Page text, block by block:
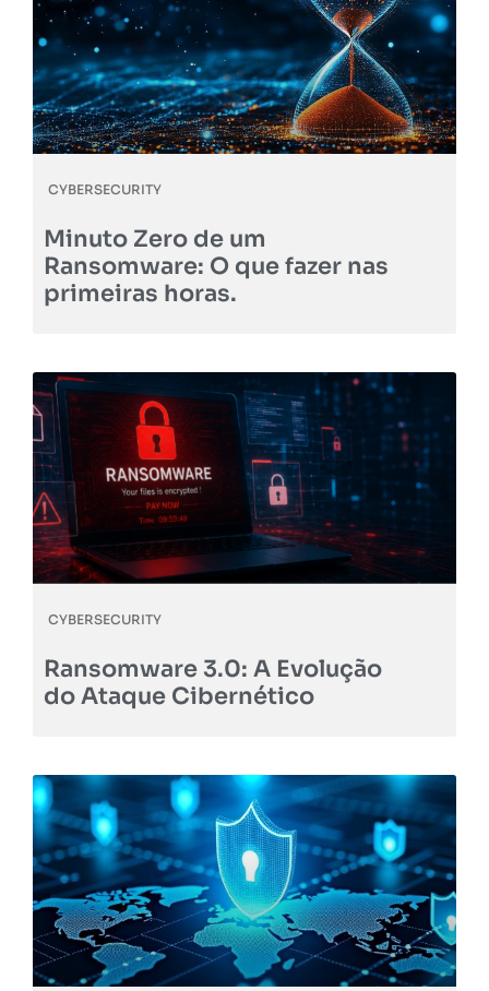
CYBERSECURITY
Minuto Zero de um
Ransomware: O que fazer nas
primeiras horas.
CYBERSECURITY
Ransomware 3.0: A Evolução
do Ataque Cibernético